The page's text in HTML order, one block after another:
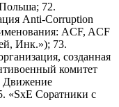
72.
Anti-Corruption
ACF, ACF
Инк.»); 73.
созданная
комитет
Движение
«SxE Соратники с